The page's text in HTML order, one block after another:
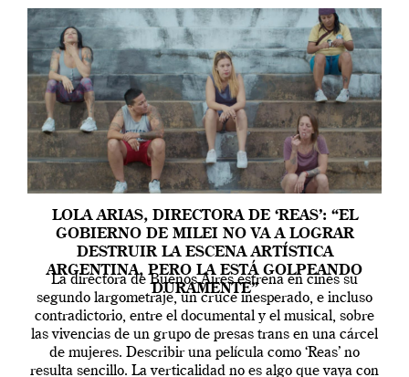
LOLA ARIAS, DIRECTORA DE ‘REAS’: “EL
GOBIERNO DE MILEI NO VA A LOGRAR
DESTRUIR LA ESCENA ARTÍSTICA
ARGENTINA, PERO LA ESTÁ GOLPEANDO
DURAMENTE”
La directora de Buenos Aires estrena en cines su
segundo largometraje, un cruce inesperado, e incluso
contradictorio, entre el documental y el musical, sobre
las vivencias de un grupo de presas trans en una cárcel
de mujeres. Describir una película como ‘Reas’ no
resulta sencillo. La verticalidad no es algo que vaya con